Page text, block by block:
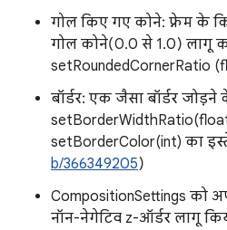
गोल किए गए कोने: फ़्रेम के
गोल कोने(0.0 से 1.0) लागू
setRoundedCornerRatio
बॉर्डर: एक जैसा बॉर्डर जोड़ने
setBorderColor(int) का
b/366349205)
CompositionSettings को
नॉन-नेगेटिव z-ऑर्डर लागू